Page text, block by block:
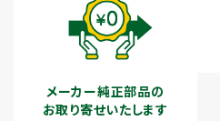
メーカー純正部品の
お取り寄せいたします